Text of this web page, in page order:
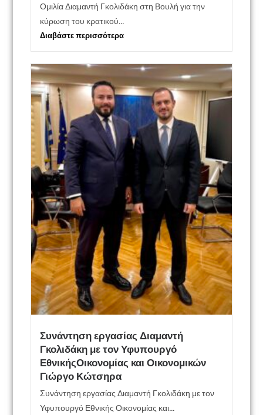
Ομιλία Διαμαντή Γκολιδάκη στη Βουλή για την
κύρωση του κρατικού...
Διαβάστε περισσότερα
Συνάντηση εργασίας Διαμαντή
Γκολιδάκη με τον Υφυπουργό
ΕθνικήςΟικονομίας και Οικονομικών
Γιώργο Κώτσηρα
Συνάντηση εργασίας Διαμαντή Γκολιδάκη με τον
Υφυπουργό Εθνικής Οικονομίας και...